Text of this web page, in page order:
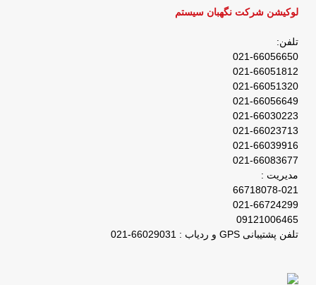
لوکیشن شرکت نگهبان سیستم
تلفن:
021-66056650
021-66051812
021-66051320
021-66056649
021-66030223
021-66023713
021-66039916
021-66083677
مدیریت :
66718078-021
021-66724299
09121006465
تلفن پشتیبانی GPS و ردیاب : 66029031-021